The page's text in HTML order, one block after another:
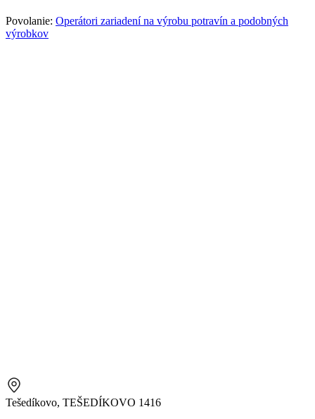
Povolanie: Operátori zariadení na výrobu potravín a podobných
výrobkov
Tešedíkovo, TEŠEDÍKOVO 1416